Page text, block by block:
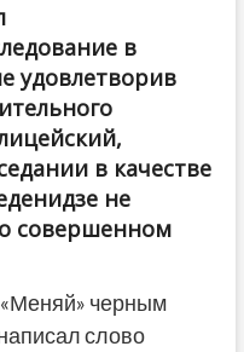
в
удовлетворив
в качестве
не
совершенном
черным
слово